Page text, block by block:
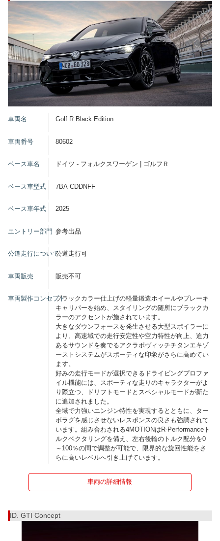
車両名 Golf R Black Edition
車両番号 80602
ベース車名 ドイツ - フォルクスワーゲン | ゴルフＲ
ベース車型式 7BA-CDDNFF
ベース車年式 2025
エントリー部門 参考出品
公道走行について公道走行可
車両販売 販売不可
車両製作コンセプトブラックカラー仕上げの軽量鍛造ホイールやブレーキ
キャリパーを始め、スタイリングの随所にブラックカ
ラーのアクセントが施されています。
大きなダウンフォースを発生させる大型スポイラーに
より、高速域での走行安定性や空力特性が向上、迫力
あるサウンドを奏でるアクラポヴィッチチタンエキゾ
ーストシステムがスポーティな印象がさらに高めてい
ます。
好みの走行モードが選択できるドライビングプロファ
イル機能には、スポーティな走りのキャラクターがよ
り際立つ、ドリフトモードとスペシャルモードが新た
に追加されました。
全域で力強いエンジン特性を実現するとともに、ター
ボラグを感じさせないレスポンスの良さも強調されて
います。組み合わされる4MOTIONはR-Performanceト
ルクベクタリングを備え、左右後輪のトルク配分を0
～100％の間で調整が可能で、限界的な旋回性能をさ
らに高いレベルへ引き上げています。
車両の詳細情報
ID. GTI Concept